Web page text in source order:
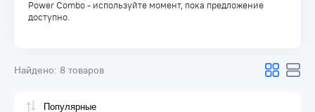
Power Combo - используйте момент, пока предложение
доступно.
Найдено: 8 товаров